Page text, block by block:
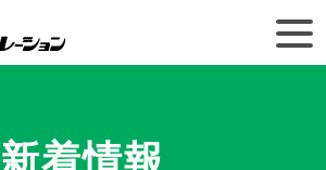
新着情報